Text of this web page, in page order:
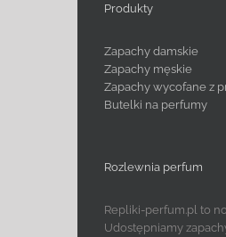
Produkty
Zapachy damskie
Zapachy męskie
Zapachy wycofane z
Butelki na perfumy
Rozlewnia perfum
Repliki-perfum.pl to
Udostępniamy